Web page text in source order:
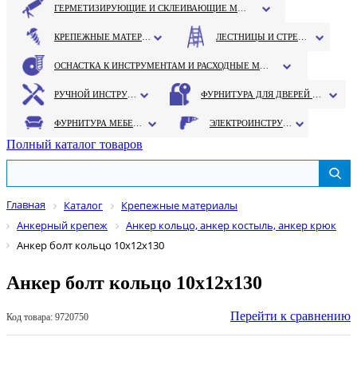
Полный каталог товаров
Главная Каталог
Крепежные материалы
Анкерный крепеж
Анкер кольцо, анкер костыль, анкер крюк
Анкер болт кольцо 10х12х130
Анкер болт кольцо 10х12х130
Код товара: 9720750 Перейти к сравнению